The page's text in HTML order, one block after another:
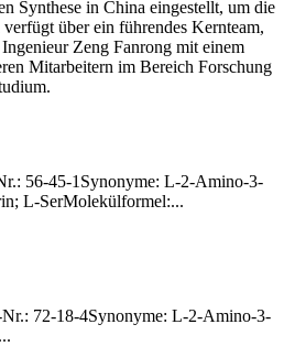
Synthese in China eingestellt, um die
über ein führendes Kernteam,
Zeng Fanrong mit einem
Mitarbeitern im Bereich Forschung
56-45-1Synonyme: L-2-Amino-3-
L-SerMolekülformel:...
72-18-4Synonyme: L-2-Amino-3-